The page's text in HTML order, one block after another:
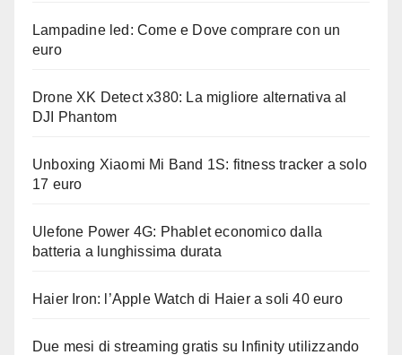
Lampadine led: Come e Dove comprare con un
euro
Drone XK Detect x380: La migliore alternativa al
DJI Phantom
Unboxing Xiaomi Mi Band 1S: fitness tracker a solo
17 euro
Ulefone Power 4G: Phablet economico dalla
batteria a lunghissima durata
Haier Iron: l’Apple Watch di Haier a soli 40 euro
Due mesi di streaming gratis su Infinity utilizzando